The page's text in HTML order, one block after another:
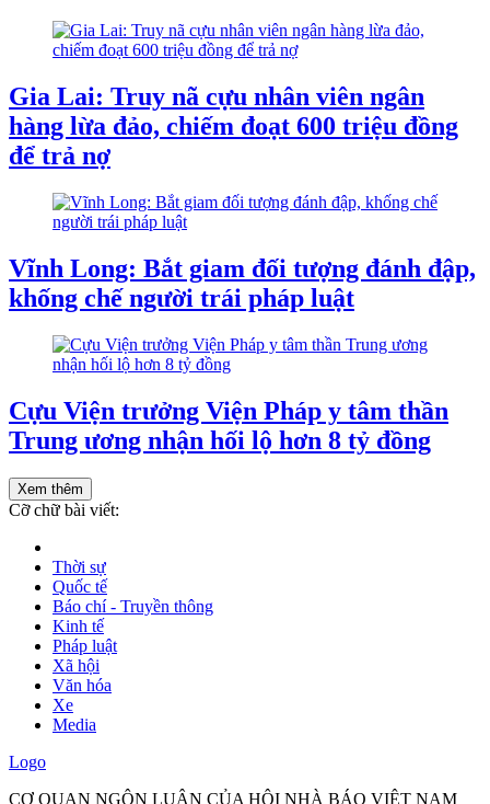
Gia Lai: Truy nã cựu nhân viên ngân
hàng lừa đảo, chiếm đoạt 600 triệu đồng
để trả nợ
Vĩnh Long: Bắt giam đối tượng đánh đập,
khống chế người trái pháp luật
Cựu Viện trưởng Viện Pháp y tâm thần
Trung ương nhận hối lộ hơn 8 tỷ đồng
Xem thêm
Cỡ chữ bài viết:
Thời sự
Quốc tế
Báo chí - Truyền thông
Kinh tế
Pháp luật
Xã hội
Văn hóa
Xe
Media
Logo
CƠ QUAN NGÔN LUẬN CỦA HỘI NHÀ BÁO VIỆT NAM